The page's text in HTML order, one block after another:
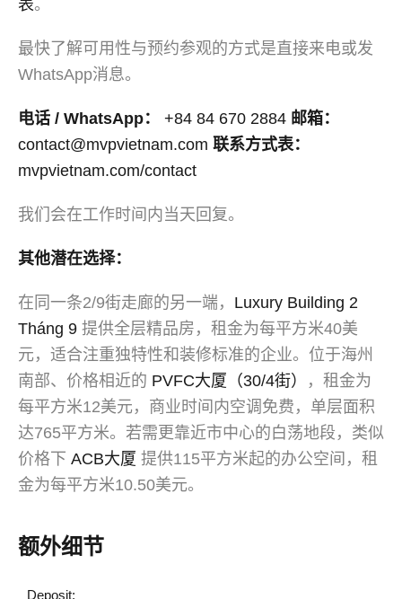
表。
最快了解可用性与预约参观的方式是直接来电或发
WhatsApp消息。
电话 / WhatsApp： +84 84 670 2884 邮箱：
contact@mvpvietnam.com 联系方式表：
mvpvietnam.com/contact
我们会在工作时间内当天回复。
其他潜在选择：
在同一条2/9街走廊的另一端， Luxury Building 2
Tháng 9 提供全层精品房，租金为每平方米40美
元，适合注重独特性和装修标准的企业。位于海州
南部、价格相近的 PVFC大厦（30/4街）
，租金为
每平方米12美元，商业时间内空调免费，单层面积
达765平方米。若需更靠近市中心的白荡地段，类似
价格下 ACB大厦 提供115平方米起的办公空间，租
金为每平方米10.50美元。
额外细节
Deposit: